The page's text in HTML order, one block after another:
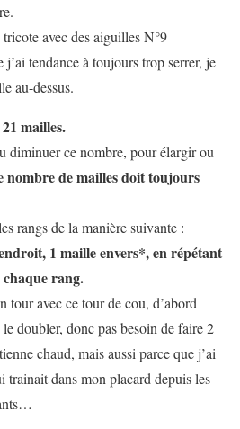
avec des aiguilles N°9
tendance à toujours trop serrer, je
au-dessus.
mailles.
diminuer ce nombre, pour élargir ou
nombre de mailles doit toujours
rangs de la manière suivante :
1 maille envers*, en répétant
rang.
tour avec ce tour de cou, d’abord
doubler, donc pas besoin de faire 2
chaud, mais aussi parce que j’ai
trainait dans mon placard depuis les